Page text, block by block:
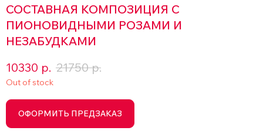
СОСТАВНАЯ КОМПОЗИЦИЯ С
ПИОНОВИДНЫМИ РОЗАМИ И
НЕЗАБУДКАМИ
10330 р. 21750 р.
Out of stock
ОФОРМИТЬ ПРЕДЗАКАЗ